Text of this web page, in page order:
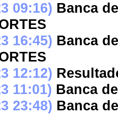
09:16) Banca
16:45) Banca
12:12)
11:01) Banca
23:48) Banca